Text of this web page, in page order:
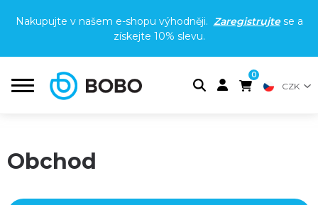
Nakupujte v našem e-shopu výhodněji. Zaregistrujtese a
získejte 10% slevu.
0
CZK
Obchod